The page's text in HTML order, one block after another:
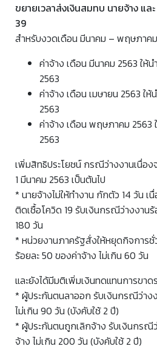
ขยายเวลาส่งเงินสมทบ นายจ้าง แล
39
สำหรับงวดเดือน มีนาคม – พฤษภาค
ค่าจ้าง เดือน มีนาคม 2563 ให้
2563
ค่าจ้าง เดือน เมษายน 2563 ใ
2563
ค่าจ้าง เดือน พฤษภาคม 2563
2563
เพิ่มสิทธิประโยชน์ กรณีว่างงานเนื่อ
1 มีนาคม 2563 เป็นต้นไป
* นายจ้างไม่ให้ทำงาน กักตัว 14 วัน
ติดเชื้อโควิด 19 รับเงินกรณีว่างงานร้
180 วัน
* หน่วยงานภาครัฐสั่งให้หยุดกิจการ
ร้อยละ 50 ของค่าจ้าง ไม่เกิน 60 วัน
และยังได้มีมติเพิ่มเงินทดแทนการขา
* ผู้ประกันตนลาออก รับเงินกรณีว่าง
ไม่เกิน 90 วัน (บังคับใช้ 2 ปี)
* ผู้ประกันตนถูกเลิกจ้าง รับเงินกรณี
จ้าง ไม่เกิน 200 วัน (บังคับใช้ 2 ปี)